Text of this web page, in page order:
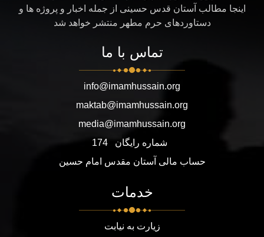
اینجا مطالب آستان قدس حسینی از جمله اخبار و پروژه ها و
دستاوردهای حرم مطهر منتشر خواهد شد
تماس با ما
info@imamhussain.org
maktab@imamhussain.org
media@imamhussain.org
شماره رایگان
174
حساب مالی آستان مقدس امام حسین
خدمات
زیارت به نیابت